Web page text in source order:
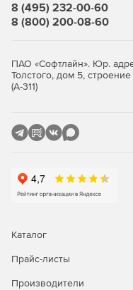
8 (495) 232-00-60
8 (800) 200-08-60
ПАО «Софтлайн». Юр.
Толстого, дом 5,
(А-311)
Каталог
Прайс-листы
Производители